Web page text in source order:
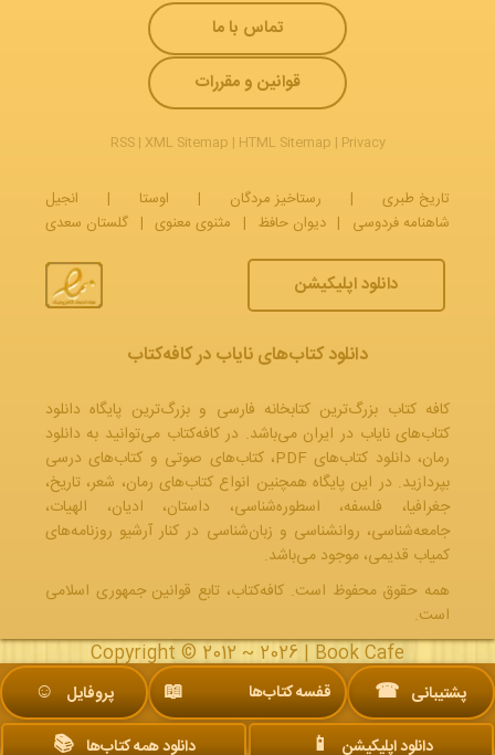
تماس با ما
قوانین و مقررات
RSS| XML Sitemap | HTML Sitemap | Privacy
تاریخ طبری | رستاخیز مردگان | اوستا |
انجیل
شاهنامه فردوسی | دیوان حافظ | مثنوی معنوی | گلستان سعدی
دانلود اپلیکیشن
دانلود کتاب‌های نایاب در کافه‌کتاب
کافه کتاب بزرگ‌ترین کتابخانه فارسی و بزرگ‌ترین پایگاه دانلود
کتاب‌های نایاب در ایران می‌باشد. در کافه‌کتاب می‌توانید به دانلود
رمان، دانلود کتاب‌های PDF، کتاب‌های صوتی و کتاب‌های درسی
بپردازید. در این پایگاه همچنین انواع کتاب‌های رمان، شعر، تاریخ،
جغرافیا، فلسفه، اسطوره‌شناسی، داستان، ادیان، الهیات،
جامعه‌شناسی، روانشناسی و زبان‌شناسی در کنار آرشیو روزنامه‌های
کمیاب قدیمی، موجود می‌باشد.
همه حقوق محفوظ است. کافه‌کتاب، تابع قوانین جمهوری‌ اسلامی
است.
Copyright © 2012 ~ 2026 | Book Cafe
پشتیبانی ☎ قفسه کتاب‌ها 📖 پروفایل ☺︎
دانلود اپلیکیشن 📱 دانلود همه کتاب‌ها 📚